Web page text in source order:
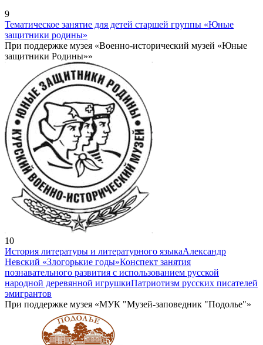
9
Тематическое занятие для детей старшей группы «Юные
защитники родины»
При поддержке музея «Военно-исторический музей «Юные
защитники Родины»»
10
История литературы и литературного языкаАлександр
Невский «Злогорькие годы»Конспект занятия
познавательного развития с использованием русской
народной деревянной игрушкиПатриотизм русских писателей
эмигрантов
При поддержке музея «МУК "Музей-заповедник "Подолье"»